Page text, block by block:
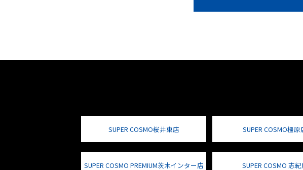
SUPER COSMO桜井東店 SUPER COSMO橿原
SUPER COSMO PREMIUM茨木インター店 SUPER COSMO 志